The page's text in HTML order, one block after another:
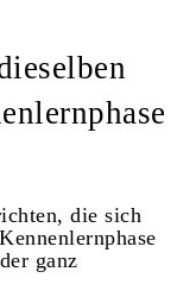
die sich
ganz